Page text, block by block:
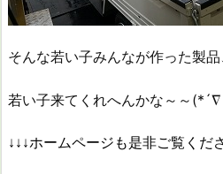
そんな若い子みんなが作った製品
若い子来てくれへんかな～～
↓↓↓ホームページも是非ご覧くだ